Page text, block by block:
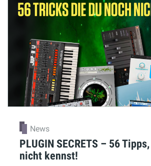
News
PLUGIN SECRETS – 56
nicht kennst!